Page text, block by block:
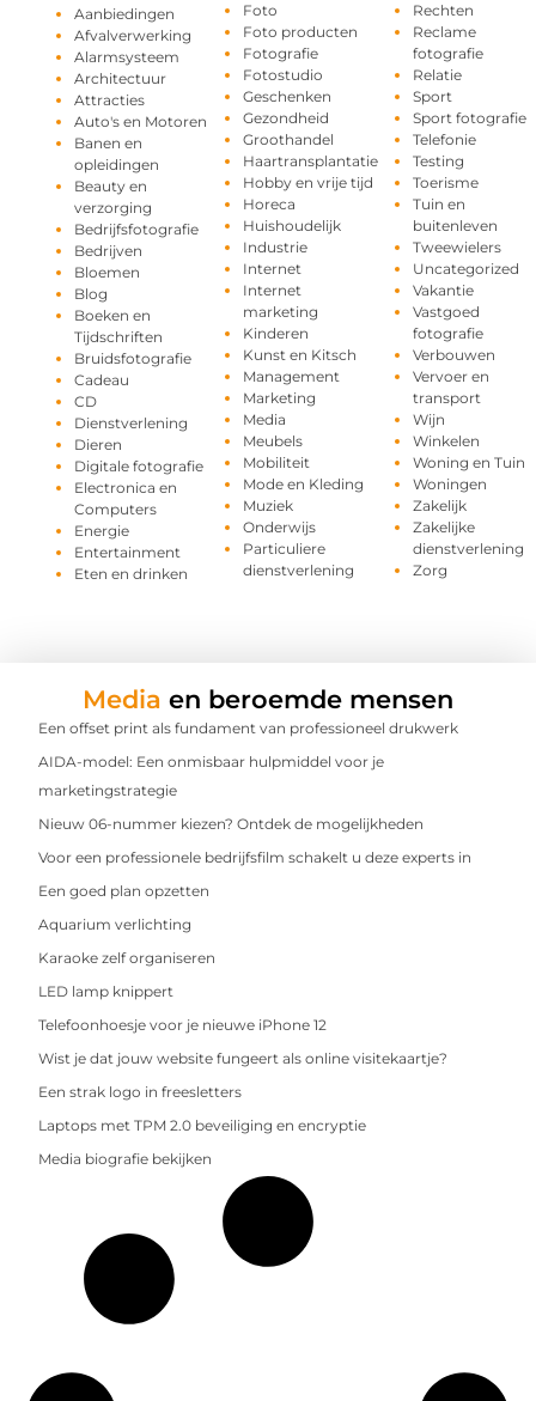
Aanbiedingen
Afvalverwerking
Alarmsysteem
Architectuur
Attracties
Auto's en Motoren
Banen en
opleidingen
Beauty en
verzorging
Bedrijfsfotografie
Bedrijven
Bloemen
Blog
Boeken en
Tijdschriften
Bruidsfotografie
Cadeau
CD
Dienstverlening
Dieren
Digitale fotografie
Electronica en
Computers
Energie
Entertainment
Eten en drinken
Foto
Foto producten
Fotografie
Fotostudio
Geschenken
Gezondheid
Groothandel
Haartransplantatie
Hobby en vrije tijd
Horeca
Huishoudelijk
Industrie
Internet
Internet
marketing
Kinderen
Kunst en Kitsch
Management
Marketing
Media
Meubels
Mobiliteit
Mode en Kleding
Muziek
Onderwijs
Particuliere
dienstverlening
Rechten
Reclame
fotografie
Relatie
Sport
Sport fotografie
Telefonie
Testing
Toerisme
Tuin en
buitenleven
Tweewielers
Uncategorized
Vakantie
Vastgoed
fotografie
Verbouwen
Vervoer en
transport
Wijn
Winkelen
Woning en Tuin
Woningen
Zakelijk
Zakelijke
dienstverlening
Zorg
Media en beroemde mensen
Een offset print als fundament van professioneel drukwerk
AIDA-model: Een onmisbaar hulpmiddel voor je
marketingstrategie
Nieuw 06-nummer kiezen? Ontdek de mogelijkheden
Voor een professionele bedrijfsfilm schakelt u deze experts in
Een goed plan opzetten
Aquarium verlichting
Karaoke zelf organiseren
LED lamp knippert
Telefoonhoesje voor je nieuwe iPhone 12
Wist je dat jouw website fungeert als online visitekaartje?
Een strak logo in freesletters
Laptops met TPM 2.0 beveiliging en encryptie
Media biografie bekijken